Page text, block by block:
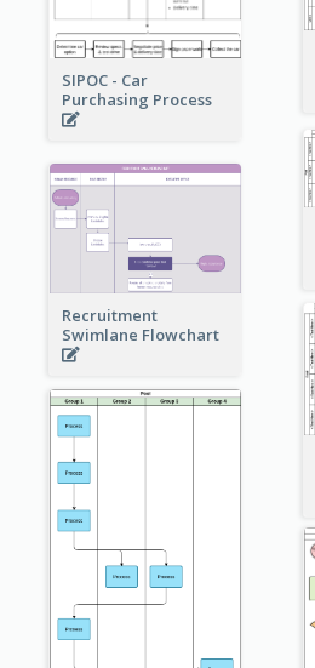
SIPOC - Car
Purchasing Process
Recruitment
Swimlane Flowchart